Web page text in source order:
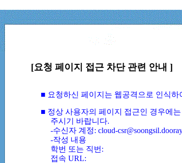
[요청 페이지 접근 차단 관련 안내 ]
■ 요청하신 페이지는 웹공격으로 인식
■ 정상 사용자의 페이지 접근인 경우에
주시기 바랍니다.
-수신자 계정: cloud-
-작성 내용
학번 또는 직번:
접속 URL: